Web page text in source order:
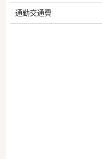
通勤交通費